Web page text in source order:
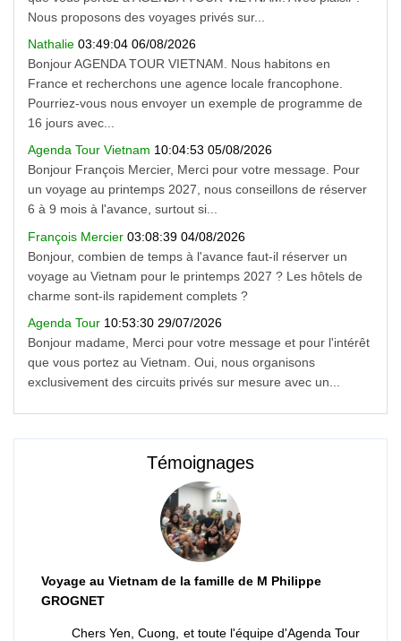
Nous proposons des voyages privés sur...
Nathalie 03:49:04 06/08/2026
Bonjour AGENDA TOUR VIETNAM. Nous habitons en
France et recherchons une agence locale francophone.
Pourriez-vous nous envoyer un exemple de programme de
16 jours avec...
Agenda Tour Vietnam 10:04:53 05/08/2026
Bonjour François Mercier, Merci pour votre message. Pour
un voyage au printemps 2027, nous conseillons de réserver
6 à 9 mois à l'avance, surtout si...
François Mercier 03:08:39 04/08/2026
Bonjour, combien de temps à l'avance faut-il réserver un
voyage au Vietnam pour le printemps 2027 ? Les hôtels de
charme sont-ils rapidement complets ?
Agenda Tour 10:53:30 29/07/2026
Bonjour madame, Merci pour votre message et pour l'intérêt
que vous portez au Vietnam. Oui, nous organisons
exclusivement des circuits privés sur mesure avec un...
Témoignages
Voyage au Vietnam de la famille de M Philippe
GROGNET
Chers Yen, Cuong, et toute l'équipe d'Agenda Tour